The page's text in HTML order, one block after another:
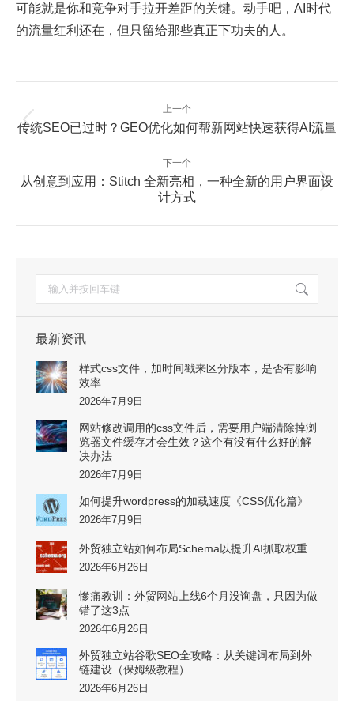
可能就是你和竞争对手拉开差距的关键。动手吧，AI时代
的流量红利还在，但只留给那些真正下功夫的人。
文
章
上一个
上
篇：
传统SEO已过时？GEO优化如何帮新网站快速获得AI流量
下一个
下
一
从创意到应用：Stitch 全新亮相，一种全新的用户界面设
计方式
索：
最新资讯
样式css文件，加时间戳来区分版本，是否有影响
效率
2026年7月9日
网站修改调用的css文件后，需要用户端清除掉浏
览器文件缓存才会生效？这个有没有什么好的解
决办法
2026年7月9日
如何提升wordpress的加载速度《CSS优化篇》
2026年7月9日
外贸独立站如何布局Schema以提升AI抓取权重
2026年6月26日
惨痛教训：外贸网站上线6个月没询盘，只因为做
错了这3点
2026年6月26日
外贸独立站谷歌SEO全攻略：从关键词布局到外
链建设（保姆级教程）
2026年6月26日